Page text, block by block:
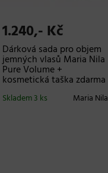
1.240,- Kč
Dárková sada pro objem
jemných vlasů Maria Nila
Pure Volume +
kosmetická taška zdarma
Maria Nila
Skladem 3 ks